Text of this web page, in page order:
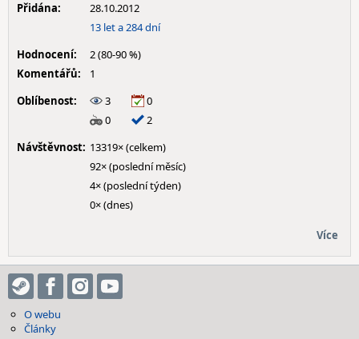
Přidána:
28.10.2012
13 let a 284 dní
Hodnocení:
2 (80-90 %)
Komentářů:
1
Oblíbenost:
3
0
0
2
Návštěvnost: 13319× (celkem)
92× (poslední měsíc)
4× (poslední týden)
0× (dnes)
Více
O webu
Články